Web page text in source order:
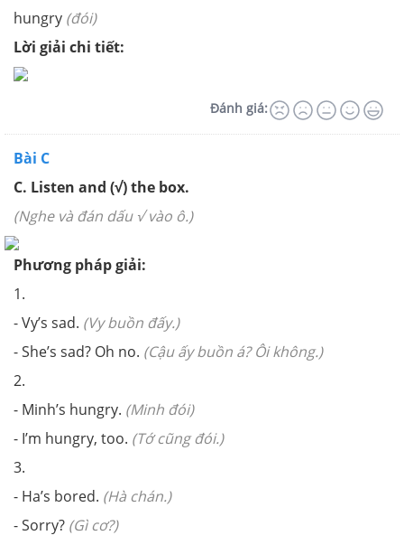
hungry (đói)
Lời giải chi tiết:
Đánh giá:
Bài C
C. Listen and (√) the box.
(Nghe và đán dấu √ vào ô.)
Phương pháp giải:
1.
- Vy’s sad. (Vy buồn đấy.)
- She’s sad? Oh no. (Cậu ấy buồn á? Ôi không.)
2.
- Minh’s hungry. (Minh đói)
- I’m hungry, too. (Tớ cũng đói.)
3.
- Ha’s bored. (Hà chán.)
- Sorry? (Gì cơ?)